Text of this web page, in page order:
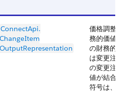
ConnectApi.​
ChangeItem​
OutputRepresentation
価格調整
務的価値 (
の財務的
は変更注
の変更注
値が結合
符号は、